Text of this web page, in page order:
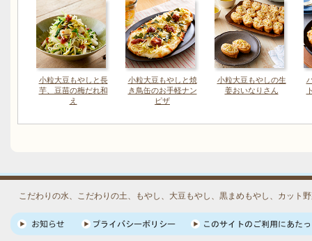
小粒大豆もやしと長
芋、豆苗の梅だれ和
え
小粒大豆もやしと焼
き鳥缶のお手軽ナン
ピザ
小粒大豆もやしの生
姜おいなりさん
こだわりの水、こだわりの土、もやし、大豆もやし、黒まめもやし、カット